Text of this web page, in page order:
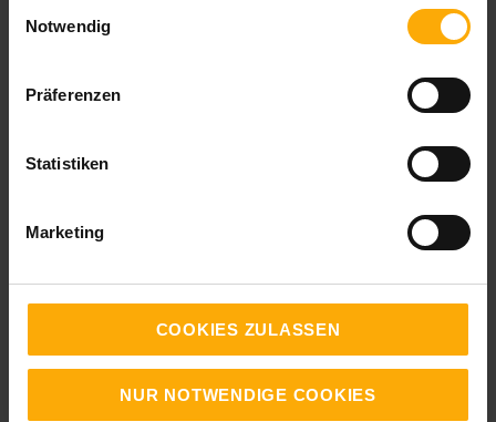
Notwendig
Präferenzen
Statistiken
Marketing
COOKIES ZULASSEN
NUR NOTWENDIGE COOKIES
Ihr Kommentar:
Vorname